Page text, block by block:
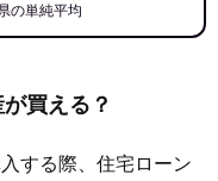
の単純平均
買える？
する際、住宅ローン